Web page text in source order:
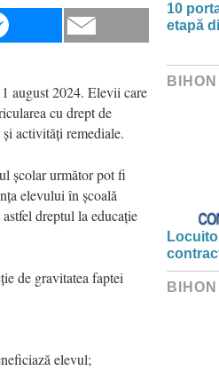
august 2024. Elevii care
cu drept de
activități remediale.
școlar următor pot fi
elevului în școală
dreptul la educație
de gravitatea faptei
elevul;
10
etapă